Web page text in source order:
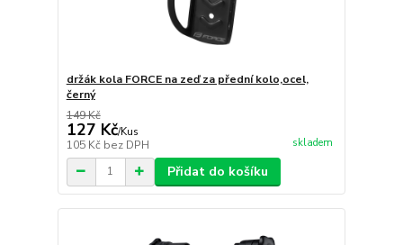
držák kola FORCE na zeď za přední kolo,ocel,
černý
149 Kč
127 Kč/Kus
105 Kč bez DPH skladem
Přidat do košíku